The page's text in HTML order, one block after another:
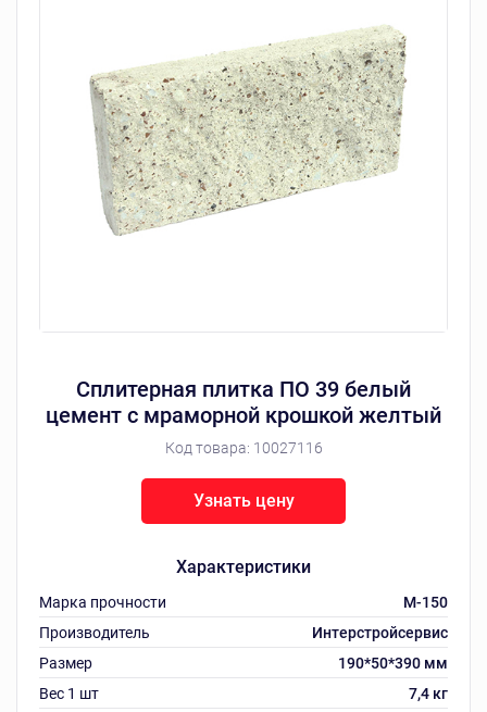
Сплитерная плитка ПО 39 белый
цемент с мраморной крошкой желтый
Код товара: 10027116
Характеристики
Марка прочности
M-150
Производитель
Интерстройсервис
Размер
190*50*390 мм
Вес 1 шт
7,4 кг
Узнать цену